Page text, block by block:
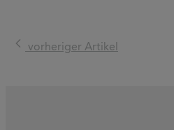
vorheriger Artikel